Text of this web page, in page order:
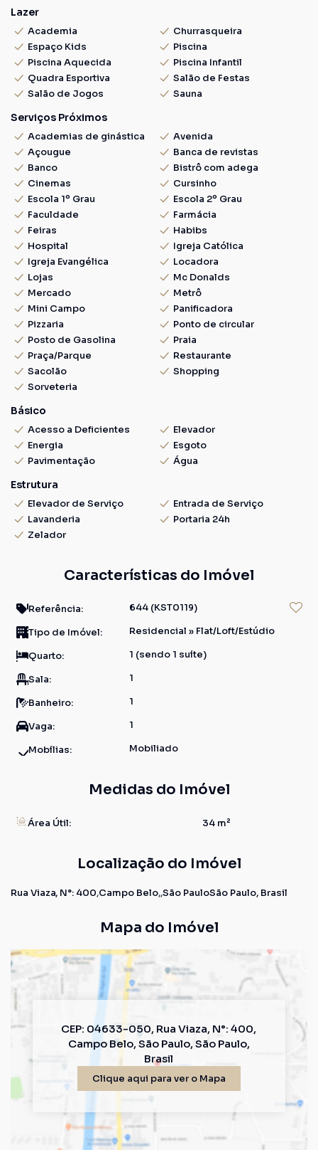
Lazer
Academia
Churrasqueira
Espaço Kids
Piscina
Piscina Aquecida
Piscina Infantil
Quadra Esportiva
Salão de Festas
Salão de Jogos
Sauna
Serviços Próximos
Academias de ginástica
Avenida
Açougue
Banca de revistas
Banco
Bistrô com adega
Cinemas
Cursinho
Escola 1º Grau
Escola 2º Grau
Faculdade
Farmácia
Feiras
Habibs
Hospital
Igreja Católica
Igreja Evangélica
Locadora
Lojas
Mc Donalds
Mercado
Metrô
Mini Campo
Panificadora
Pizzaria
Ponto de circular
Posto de Gasolina
Praia
Praça/Parque
Restaurante
Sacolão
Shopping
Sorveteria
Básico
Acesso a Deficientes
Elevador
Energia
Esgoto
Pavimentação
Água
Estrutura
Elevador de Serviço
Entrada de Serviço
Lavanderia
Portaria 24h
Zelador
Características do Imóvel
Referência: 644 (KST0119)
Tipo de Imóvel: Residencial » Flat/Loft/Estúdio
Quarto: 1 (sendo 1 suíte)
Sala: 1
Banheiro: 1
Vaga: 1
Mobílias: Mobiliado
Medidas do Imóvel
Área Útil: 34 m²
Localização do Imóvel
Rua Viaza, N°: 400 Campo Belo São PauloSão Paulo, Brasil
Mapa do Imóvel
CEP: 04633-050, Rua Viaza, N°: 400,
Campo Belo, São Paulo, São Paulo,
Brasil
Clique aqui para ver o Mapa